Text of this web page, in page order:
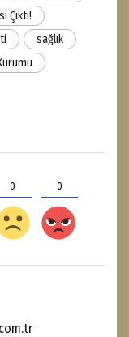
Çıktı!
sağlık
0 0